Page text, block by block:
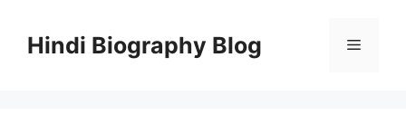
contentHindi Biography Blog Menu